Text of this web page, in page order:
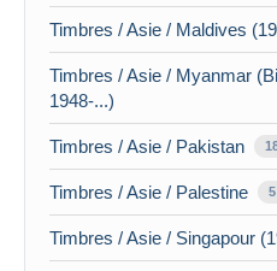
Timbres / Asie / Maldives
Timbres / Asie / Myanmar
1948-...)
Timbres / Asie / Pakistan
Timbres / Asie / Palestine
Timbres / Asie / Singapour